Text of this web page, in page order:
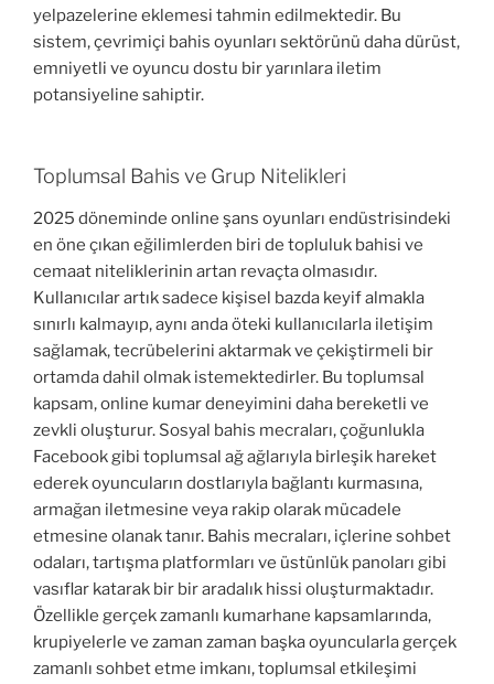
yelpazelerine eklemesi tahmin edilmektedir. Bu
sistem, çevrimiçi bahis oyunları sektörünü daha dürüst,
emniyetli ve oyuncu dostu bir yarınlara iletim
potansiyeline sahiptir.
Toplumsal Bahis ve Grup Nitelikleri
2025 döneminde online şans oyunları endüstrisindeki
en öne çıkan eğilimlerden biri de topluluk bahisi ve
cemaat niteliklerinin artan revaçta olmasıdır.
Kullanıcılar artık sadece kişisel bazda keyif almakla
sınırlı kalmayıp, aynı anda öteki kullanıcılarla iletişim
sağlamak, tecrübelerini aktarmak ve çekiştirmeli bir
ortamda dahil olmak istemektedirler. Bu toplumsal
kapsam, online kumar deneyimini daha bereketli ve
zevkli oluşturur. Sosyal bahis mecraları, çoğunlukla
Facebook gibi toplumsal ağ ağlarıyla birleşik hareket
ederek oyuncuların dostlarıyla bağlantı kurmasına,
armağan iletmesine veya rakip olarak mücadele
etmesine olanak tanır. Bahis mecraları, içlerine sohbet
odaları, tartışma platformları ve üstünlük panoları gibi
vasıflar katarak bir bir aradalık hissi oluşturmaktadır.
Özellikle gerçek zamanlı kumarhane kapsamlarında,
krupiyelerle ve zaman zaman başka oyuncularla gerçek
zamanlı sohbet etme imkanı, toplumsal etkileşimi